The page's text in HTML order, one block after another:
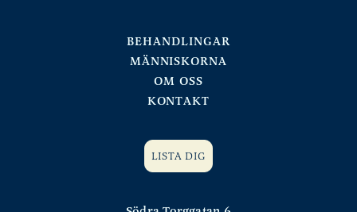
BEHANDLINGAR
MÄNNISKORNA
OM OSS
KONTAKT
LISTA DIG